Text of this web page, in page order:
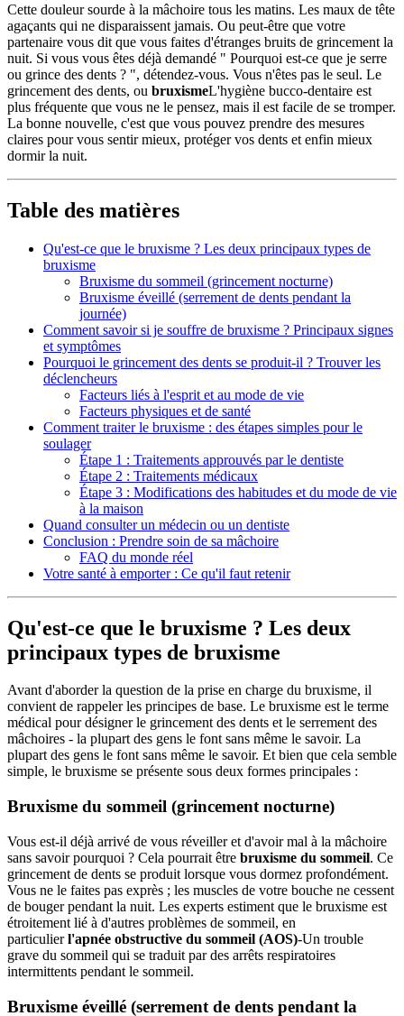
Cette douleur sourde à la mâchoire tous les matins. Les maux de tête
agaçants qui ne disparaissent jamais. Ou peut-être que votre
partenaire vous dit que vous faites d'étranges bruits de grincement la
nuit. Si vous vous êtes déjà demandé " Pourquoi est-ce que je serre
ou grince des dents ? ", détendez-vous. Vous n'êtes pas le seul. Le
grincement des dents, ou bruxismeL'hygiène bucco-dentaire est
plus fréquente que vous ne le pensez, mais il est facile de se tromper.
La bonne nouvelle, c'est que vous pouvez prendre des mesures
claires pour vous sentir mieux, protéger vos dents et enfin mieux
dormir la nuit.
Table des matières
Qu'est-ce que le bruxisme ? Les deux principaux types de
bruxisme
Bruxisme du sommeil (grincement nocturne)
Bruxisme éveillé (serrement de dents pendant la
journée)
Comment savoir si je souffre de bruxisme ? Principaux signes
et symptômes
Pourquoi le grincement des dents se produit-il ? Trouver les
déclencheurs
Facteurs liés à l'esprit et au mode de vie
Facteurs physiques et de santé
Comment traiter le bruxisme : des étapes simples pour le
soulager
Étape 1 : Traitements approuvés par le dentiste
Étape 2 : Traitements médicaux
Étape 3 : Modifications des habitudes et du mode de vie
à la maison
Quand consulter un médecin ou un dentiste
Conclusion : Prendre soin de sa mâchoire
FAQ du monde réel
Votre santé à emporter : Ce qu'il faut retenir
Qu'est-ce que le bruxisme ? Les deux
principaux types de bruxisme
Avant d'aborder la question de la prise en charge du bruxisme, il
convient de rappeler les principes de base. Le bruxisme est le terme
médical pour désigner le grincement des dents et le serrement des
mâchoires - la plupart des gens le font sans même le savoir. La
plupart des gens le font sans même le savoir. Et bien que cela semble
simple, le bruxisme se présente sous deux formes principales :
Bruxisme du sommeil (grincement nocturne)
Vous est-il déjà arrivé de vous réveiller et d'avoir mal à la mâchoire
sans savoir pourquoi ? Cela pourrait être bruxisme du sommeil. Ce
grincement de dents se produit lorsque vous dormez profondément.
Vous ne le faites pas exprès ; les muscles de votre bouche ne cessent
de bouger pendant la nuit. Les experts estiment que le bruxisme est
étroitement lié à d'autres problèmes de sommeil, en
particulierl'apnée obstructive du sommeil (AOS)-Un trouble
grave du sommeil qui se traduit par des arrêts respiratoires
intermittents pendant le sommeil.
Bruxisme éveillé (serrement de dents pendant la